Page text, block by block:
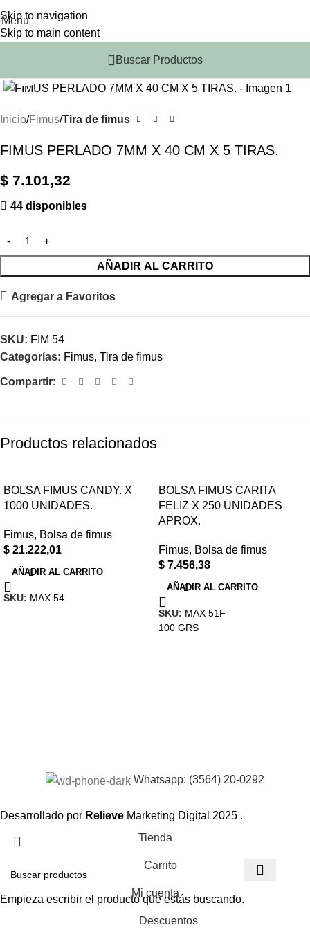
Skip to navigation
Skip to main content
Menu
Buscar Productos
Inicio Fimus Tira de fimus
FIMUS PERLADO 7MM X 40 CM X 5 TIRAS.
$ 7.101,32
44 disponibles
AÑADIR AL CARRITO
Agregar a Favoritos
SKU: FIM 54
Categorías: Fimus, Tira de fimus
Compartir:
Productos relacionados
BOLSA FIMUS CANDY. X
1000 UNIDADES.
Fimus, Bolsa de fimus
$ 21.222,01
AÑADIR AL CARRITO
SKU: MAX 54
BOLSA FIMUS CARITA
FELIZ X 250 UNIDADES
APROX.
Fimus, Bolsa de fimus
$ 7.456,38
AÑADIR AL CARRITO
SKU: MAX 51F
100 GRS
Whatsapp: (3564) 20-0292
Desarrollado por Relieve Marketing Digital 2025 .
Empieza escribir el producto que estás buscando.
Tienda
Carrito
Mi cuenta
Descuentos